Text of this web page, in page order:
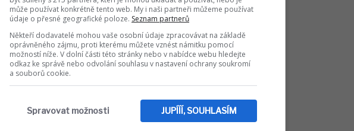
hnutí, nikoli jen dcerou slavného otce.
neuspěl, rozhodně se nenechala odradit
příběh ukazuje, že i děti privilegovaných
odvahu jít s kůží na trh.
Sdílet na WhatsApp
DO DISKUZE (0 PŘÍSPĚVKŮ)
může používat konkrétně tento web. My i naši partneři můžeme používat
údaje o přesné geografické poloze. Seznam partnerů
Někteří dodavatelé mohou vaše osobní údaje zpracovávat na základě
oprávněného zájmu, proti kterému můžete vznést námitku pomocí
možností níže. V dolní části této stránky nebo v nabídce webu hledejte
odkaz ke správě nebo odvolání souhlasu v nastavení ochrany soukromí
a souborů cookie.
JUPÍÍÍ, SOUHLASÍM
Spravovat možnosti